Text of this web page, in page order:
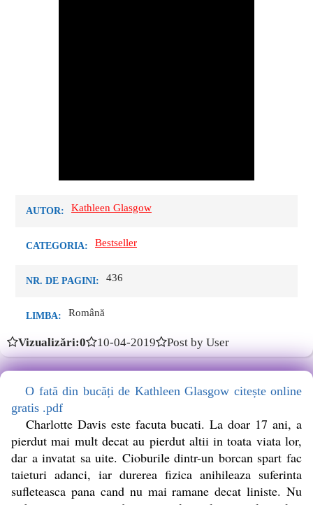
AUTOR: Kathleen Glasgow
CATEGORIA: Bestseller
NR. DE PAGINI: 436
LIMBA: Română
Vizualizări:0 10-04-2019 Post by User
O fată din bucăți de Kathleen Glasgow citește online
gratis .pdf
Charlotte Davis este facuta bucati. La doar 17 ani, a
pierdut mai mult decat au pierdut altii in toata viata lor,
dar a invatat sa uite. Cioburile dintr-un borcan spart fac
taieturi adanci, iar durerea fizica anihileaza suferinta
sufleteasca pana cand nu mai ramane decat liniste. Nu